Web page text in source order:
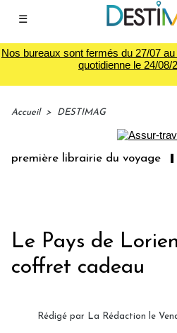
☰
Nos bureaux sont fermés du 27/07
quotidienne le 24/08/
Accueil > DESTIMAG
librairie du voyage
Le Pays de
coffret cadeau
Rédigé par La Rédaction le